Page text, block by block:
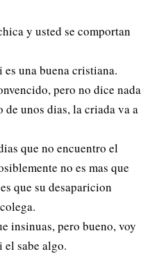
y usted se comportan
una buena cristiana.
pero no dice nada
unos dias, la criada va a
que no encuentro el
no es mas que
que su desaparicion
insinuas, pero bueno, voy
el sabe algo.